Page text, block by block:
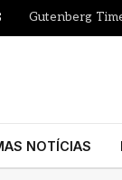
NOTÍCIAS